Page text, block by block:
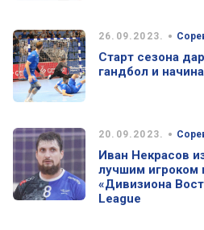
26.09.2023. •
Старт сезона
гандбол и
20.09.2023. •
Иван Некрасов
лучшим игроком
«Дивизиона
League